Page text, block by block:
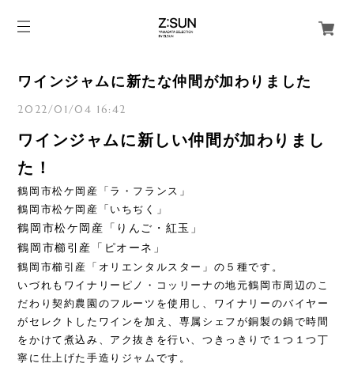
ワインジャムに新たな仲間が加わりました
2022/01/04 16:42
ワインジャムに新しい仲間が加わりまし
た！
鶴岡市松ケ岡産「ラ・フランス」
鶴岡市松ケ岡産「いちぢく」
鶴 岡市松ケ岡産「りんご・紅玉」
鶴岡市櫛引産「ピオーネ」
鶴岡市櫛引産「オリエンタルスター」の５種です。
いづれもワイナリーピノ・コッリーナの地元鶴岡市周辺のこ
だわり契約農園のフルーツを使用し、ワイナリーのバイヤー
がセレクトしたワインを加え、専属シェフが銅製の鍋で時間
をかけて煮込み、アク抜きを行い、つきっきりで１つ１つ丁
寧に仕上げた手造りジャムです。